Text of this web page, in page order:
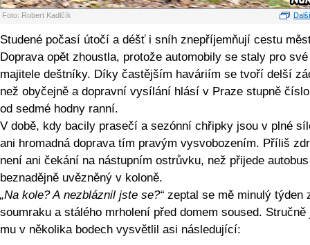
Foto: Robert Kadlčík
Studené počasí útočí a déšť i sníh znepříjemňují cestu
Doprava opět zhoustla, protože automobily se staly pro své
majitele deštníky. Díky častějším haváriím se tvoří delší
než obyčejně a dopravní vysílání hlásí v Praze stupně
od sedmé hodny ranní.
V době, kdy bacily prasečí a sezónní chřipky jsou v plné
ani hromadná doprava tím pravým vysvobozením. Příliš
není ani čekání na nástupním ostrůvku, než přijede autobus
beznadějně uvězněný v koloně.
„Na kole? A nezbláznil jste se?“zeptal se mě minulý týden
soumraku a stálého mrholení před domem soused. Stručně
mu v několika bodech vysvětlil asi následující: